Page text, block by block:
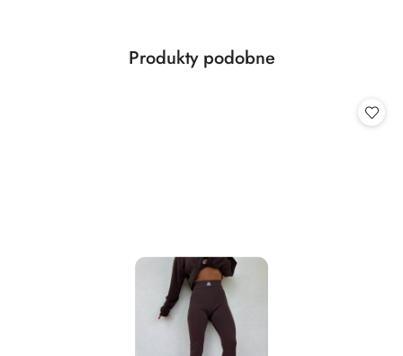
Pomiń karuzelę produktów
Produkty
Produkty podobne